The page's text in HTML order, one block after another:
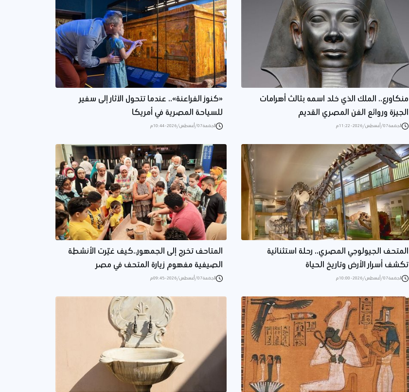
منكاورع.. الملك الذي خلد اسمه بثالث أهرامات
الجيزة وروائع الفن المصري القديم
الجمعة 07/أغسطس/2026 - 11:22 م
«كنوز الفراعنة».. عندما تتحول الآثار إلى سفير
للسياحة المصرية في أمريكا
الجمعة 07/أغسطس/2026 - 10:44 م
المتحف الجيولوجي المصري.. رحلة استثنائية
تكشف أسرار الأرض وتاريخ الحياة
الجمعة 07/أغسطس/2026 - 10:00 م
المتاحف تخرج إلى الجمهور..كيف غيّرت الأنشطة
الصيفية مفهوم زيارة المتحف في مصر
الجمعة 07/أغسطس/2026 - 09:45 م